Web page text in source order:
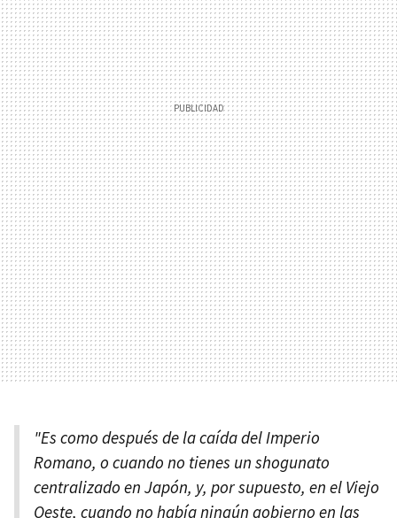
"Es como después de la caída del Imperio
Romano, o cuando no tienes un shogunato
centralizado en Japón, y, por supuesto, en el Viejo
Oeste, cuando no había ningún gobierno en las